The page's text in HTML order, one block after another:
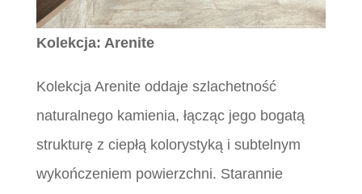
Kolekcja: Arenite
Kolekcja Arenite oddaje szlachetność
naturalnego kamienia, łącząc jego bogatą
strukturę z ciepłą kolorystyką i subtelnym
wykończeniem powierzchni. Starannie